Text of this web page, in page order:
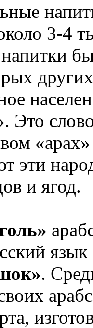
3-4
Это
эти
и ягод.
.